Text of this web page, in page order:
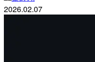
2026.02.07